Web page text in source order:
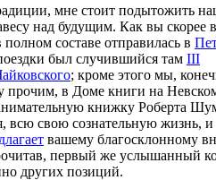
мне стоит подытожить
над будущим. Как вы скорее
полном составе отправилась в
был случившийся там III
; кроме этого мы,
прочим, в Доме книги на
книжку Роберта
всю свою сознательную жизнь,
вашему благосклонному
первый же услышанный
других позиций.